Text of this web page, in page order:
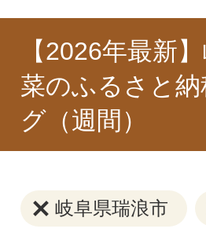
【2026年最新
菜のふるさと
グ（週間）
岐阜県瑞浪市